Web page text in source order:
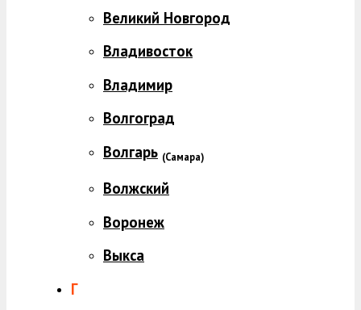
Великий Новгород
Владивосток
Владимир
Волгоград
Волгарь (Самара)
Волжский
Воронеж
Выкса
Г